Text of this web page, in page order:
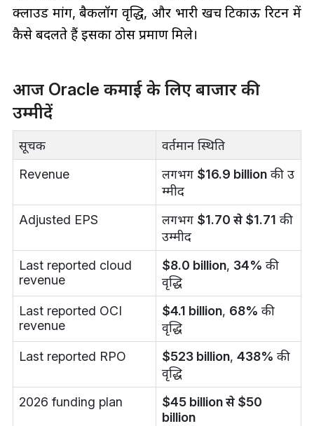
क्लाउड मांग, बैकलॉग वृद्धि, और भारी खर्च टिकाऊ रिटर्न में
कैसे बदलते हैं इसका ठोस प्रमाण मिले।
आज Oracle कमाई के लिए बाजार की
उम्मीदें
सूचक
वर्तमान स्थिति
Revenue
लगभग $16.9 billionकी उ
म्मीद
Adjusted EPS
लगभग $1.70 से $1.71 की
उम्मीद
Last reported cloud
revenue
$8.0 billion, 34% की
वृद्धि
Last reported OCI
revenue
$4.1 billion, 68% की
वृद्धि
Last reported RPO
$523 billion, 438% की
वृद्धि
2026 funding plan
$45 billion से $50
billion